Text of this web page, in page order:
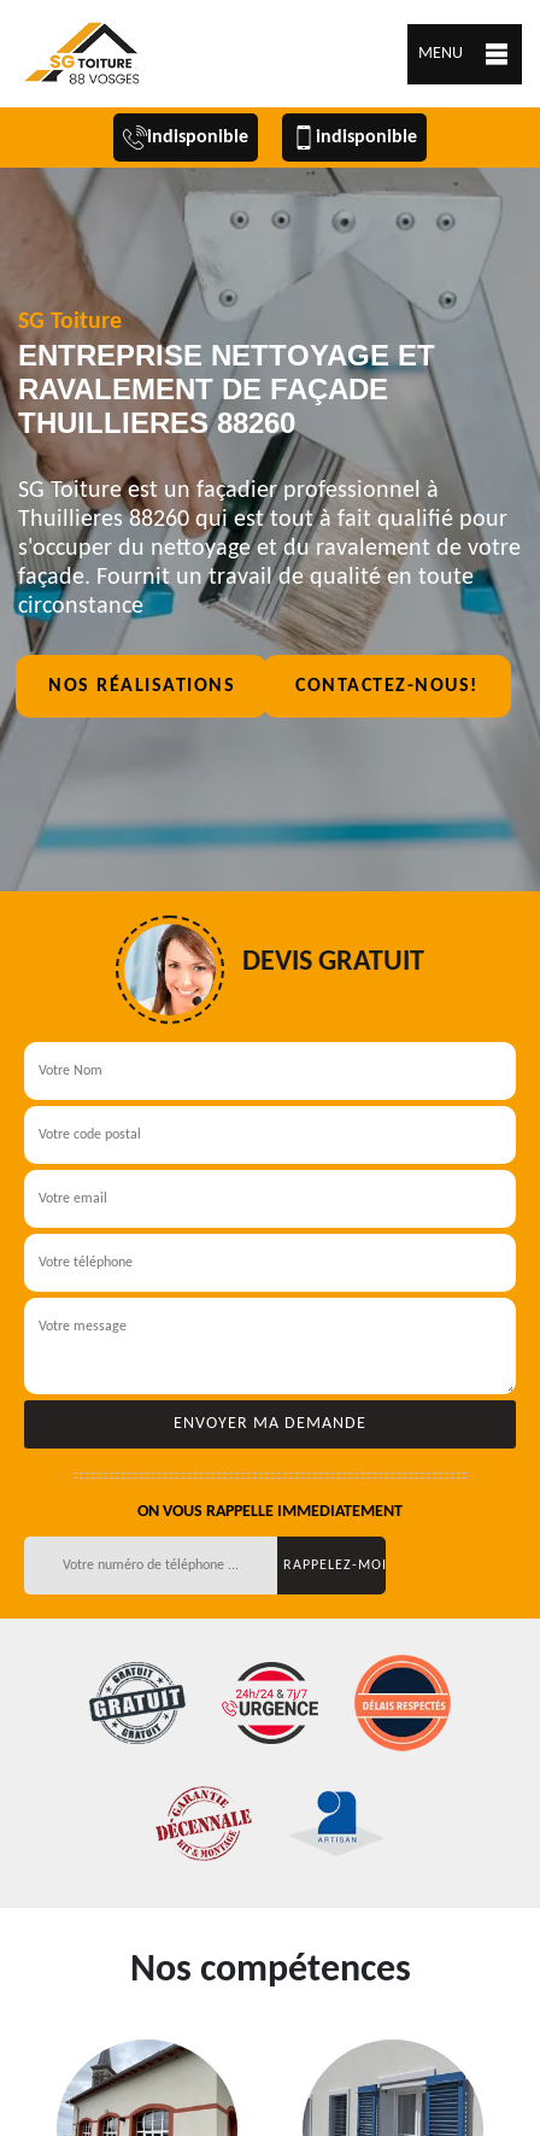
MENU
indisponible indisponible
SG Toiture
ENTREPRISE NETTOYAGE ET
RAVALEMENT DE FAÇADE
THUILLIERES 88260
SG Toiture est un façadier professionnel à
Thuillieres 88260 qui est tout à fait qualifié pour
s'occuper du nettoyage et du ravalement de votre
façade. Fournit un travail de qualité en toute
circonstance
NOS RÉALISATIONS CONTACTEZ-NOUS!
DEVIS GRATUIT
ON VOUS RAPPELLE IMMEDIATEMENT
Nos compétences